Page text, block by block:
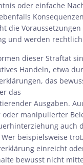
oder einfache
die
und werden
dieser Straftat
Handeln, etwa
das
das
Ausgaben.
manipulierter
auch
beispielsweise
einreicht
bewusst nicht